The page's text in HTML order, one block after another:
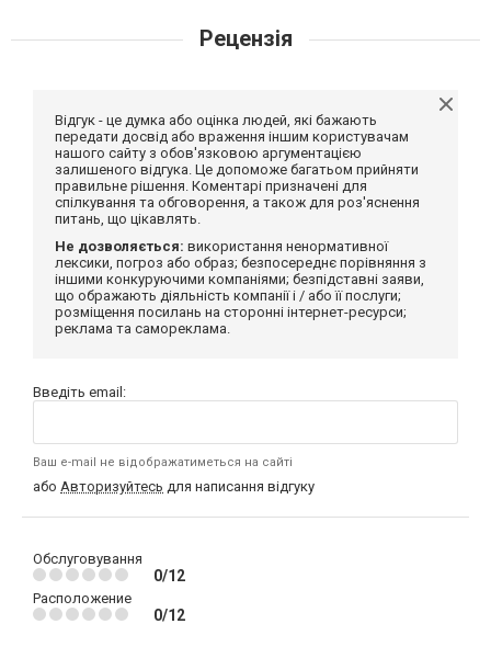
Рецензія
Відгук - це думка або оцінка людей, які бажають
передати досвід або враження іншим користувачам
нашого сайту з обов'язковою аргументацією
залишеного відгука. Це допоможе багатьом прийняти
правильне рішення. Коментарі призначені для
спілкування та обговорення, а також для роз'яснення
питань, що цікавлять.
Не дозволяється: використання ненормативної
лексики, погроз або образ; безпосереднє порівняння з
іншими конкуруючими компаніями; безпідставні заяви,
що ображають діяльність компанії і / або її послуги;
розміщення посилань на сторонні інтернет-ресурси;
реклама та самореклама.
Введіть email:
Ваш e-mail не відображатиметься на сайті
або Авторизуйтесь для написання відгуку
Обслуговування
0/12
Расположение
0/12